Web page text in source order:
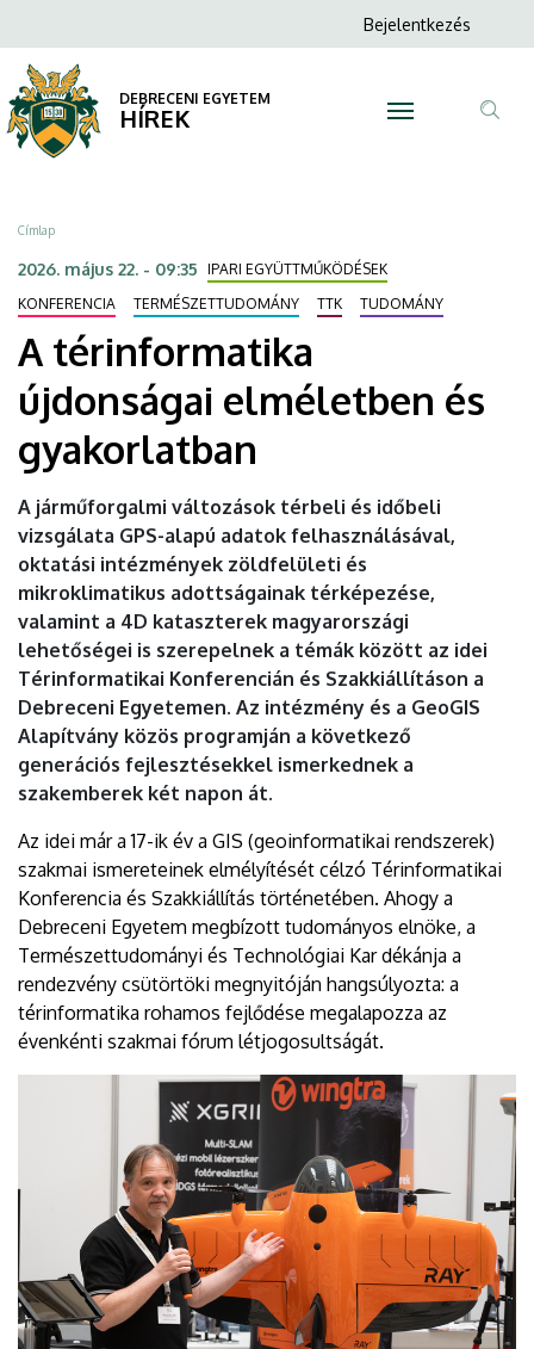
térinformatika
újdonságai
elméletben
és
gyakorlatban
DEBRECENI
EGYETEM
a
tartalomra
Anonim
menüje
Bejelentkezés
DEBRECENI EGYETEM
HÍREK
Morzsa
Címlap
2026. május 22. - 09:35 IPARI EGYÜTTMŰKÖDÉSEK
KONFERENCIA
TERMÉSZETTUDOMÁNY TTK TUDOMÁNY
A térinformatika
újdonságai elméletben és
gyakorlatban
A járműforgalmi változások térbeli és időbeli
vizsgálata GPS-alapú adatok felhasználásával,
oktatási intézmények zöldfelületi és
mikroklimatikus adottságainak térképezése,
valamint a 4D kataszterek magyarországi
lehetőségei is szerepelnek a témák között az idei
Térinformatikai Konferencián és Szakkiállításon a
Debreceni Egyetemen. Az intézmény és a GeoGIS
Alapítvány közös programján a következő
generációs fejlesztésekkel ismerkednek a
szakemberek két napon át.
Az idei már a 17-ik év a GIS (geoinformatikai rendszerek)
szakmai ismereteinek elmélyítését célzó Térinformatikai
Konferencia és Szakkiállítás történetében. Ahogy a
Debreceni Egyetem megbízott tudományos elnöke, a
Természettudományi és Technológiai Kar dékánja a
rendezvény csütörtöki megnyitóján hangsúlyozta: a
térinformatika rohamos fejlődése megalapozza az
évenkénti szakmai fórum létjogosultságát.